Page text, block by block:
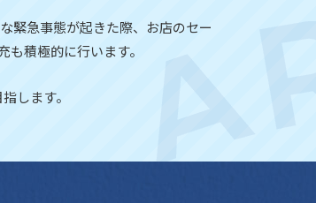
緊急事態が起きた際、お店のセー
積極的に行います。
します。